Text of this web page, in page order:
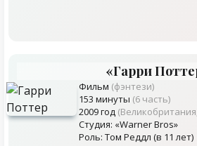
«Гарри
Фильм (фэнтези)
153 минуты (6 часть)
2009 год
Студия: «Warner Bros»
Роль: Том Реддл (в 11 лет)